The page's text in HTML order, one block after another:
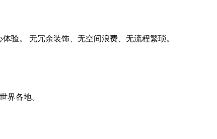
。 无冗余装饰、无空间浪费、无流程繁琐。
界各地。